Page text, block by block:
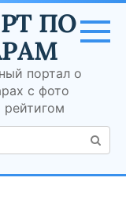
ПО
портал о
с фото